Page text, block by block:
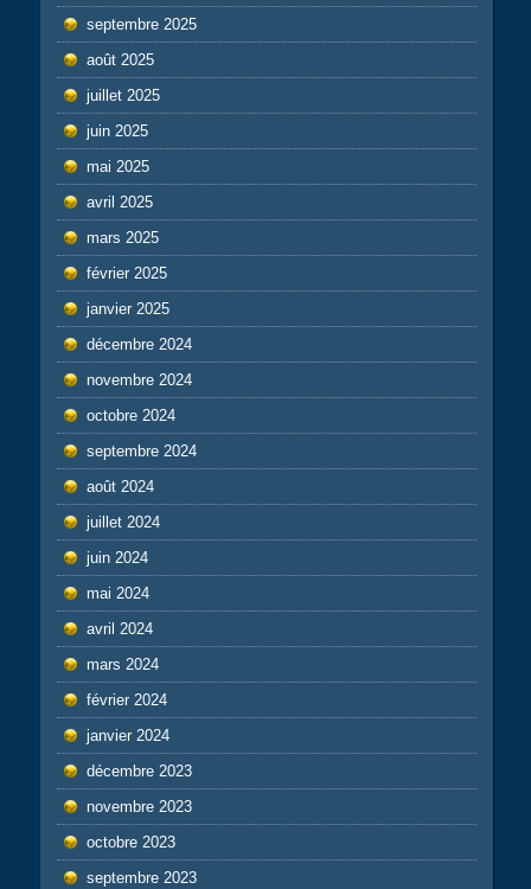
septembre 2025
août 2025
juillet 2025
juin 2025
mai 2025
avril 2025
mars 2025
février 2025
janvier 2025
décembre 2024
novembre 2024
octobre 2024
septembre 2024
août 2024
juillet 2024
juin 2024
mai 2024
avril 2024
mars 2024
février 2024
janvier 2024
décembre 2023
novembre 2023
octobre 2023
septembre 2023